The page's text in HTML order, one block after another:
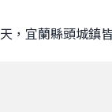
，宜蘭縣頭城鎮